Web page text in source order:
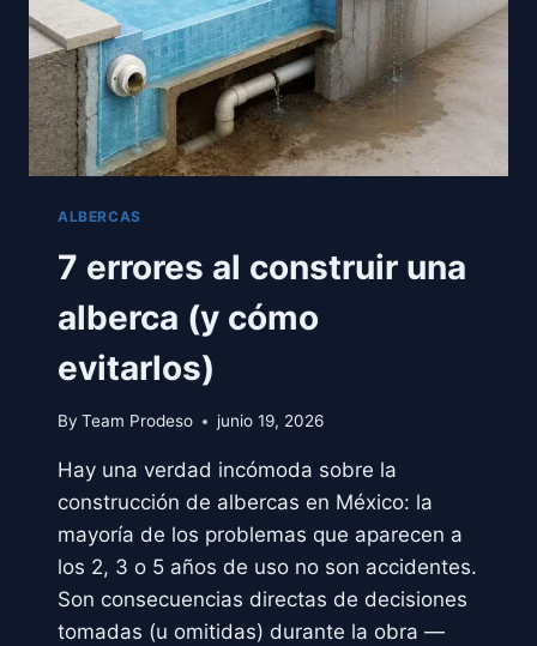
ALBERCAS
7 errores al construir una
alberca (y cómo
evitarlos)
By Team Prodeso junio 19, 2026
Hay una verdad incómoda sobre la
construcción de albercas en México: la
mayoría de los problemas que aparecen a
los 2, 3 o 5 años de uso no son accidentes.
Son consecuencias directas de decisiones
tomadas (u omitidas) durante la obra —